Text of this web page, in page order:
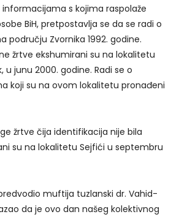
s kojima raspolaže
BiH, pretpostavlja se da se radi o
području Zvornika 1992. godine.
žrtve ekshumirani su na lokalitetu
u junu 2000. godine. Radi se o
koji su na ovom lokalitetu pronađeni
žrtve čija identifikacija nije bila
su na lokalitetu Sejfići u septembru
muftija tuzlanski dr. Vahid-
da je ovo dan našeg kolektivnog